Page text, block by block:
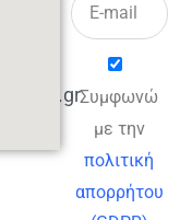
Συμφωνώ
με την
πολιτική
απορρήτου